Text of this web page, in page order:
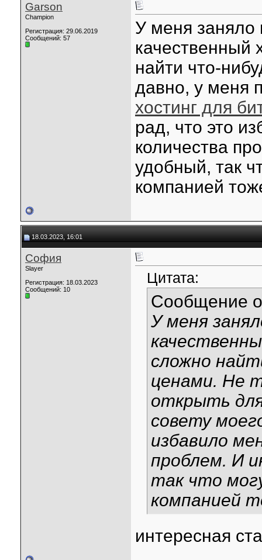
Garson
Champion
Регистрация: 29.06.2019
Сообщений: 57
У меня заняло
качественный
найти что-
давно, у меня
хостинг для
рад, что это
количества
удобный, так
компанией
18.03.2023, 16:01
София
Slayer
Регистрация: 18.03.2023
Сообщений: 10
Цитата:
Сообщение
У меня
сложно
ценами. Не
открыть
совету
избавило
проблем. И
так что
компанией
интересная